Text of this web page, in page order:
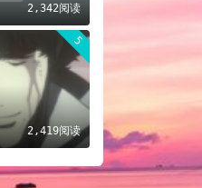
2,342阅读
5
2,419阅读